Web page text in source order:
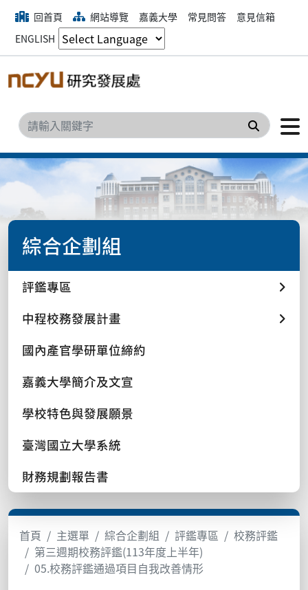
回首頁 網站導覽 嘉義大學 常見問答
意見信箱
ENGLISH
搜尋
綜合企劃組
評鑑專區
中程校務發展計畫
國內產官學研單位締約
嘉義大學簡介及文宣
學校特色與發展願景
臺灣國立大學系統
財務規劃報告書
首頁 主選單 綜合企劃組 評鑑專區
校務評鑑
第三週期校務評鑑(113年度上半年)
05.校務評鑑通過項目自我改善情形